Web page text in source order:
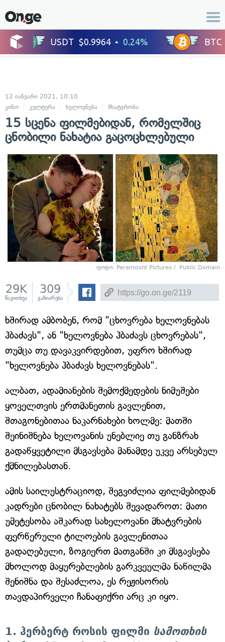
12 იანვარი 2021, 10:10
კინო
კულტურა ხელოვნება მხატვრობა
15 სცენა ფილმებიდან, რომელშიც
ცნობილი ნახატია გაცოცხლებული
ფოტო: Paramount Pictures / Public Domain
29K
წაკითხვა
309
გაზიარება
ხშირად ამბობენ, რომ "ცხოვრება ხელოვნებას
ჰბაძავს", ან "ხელოვნება ჰბაძავს ცხოვრებას",
თუმცა თუ დავაკვირდებით, უფრო ხშირად
"ხელოვნება ჰბაძავს ხელოვნებას".
ალბათ, ადამიანების შემოქმედების ნიმუშები
ყოველთვის ერთმანეთის გავლენით,
შთაგონებითაა ნაკარნახები ხოლმე: მათში
შეინიშნება ხელოვანის უნებლიე თუ განზრახ
გადაწყვეტილი მსგავსება მანამდე უკვე არსებულ
ქმნილებასთან.
ამის საილუსტრაციოდ, შეგვიძლია ფილმებიდან
კადრები ცნობილ ნახატებს შევადაროთ: მათი
უმეტესობა აშკარად სახელოვანი მხატვრების
ფერწერული ტილოების გავლენითაა
გადაღებული, ზოგიერთ მათგანში კი მსგავსება
მხოლოდ მაყურებლების გარკვეულმა ნაწილმა
შენიშნა და შესაძლოა, ეს რეჟისორის
თავდაპირველი ჩანაფიქრი არც კი იყო.
1. ჰერბერტ როსის ფილმი სამოთხის